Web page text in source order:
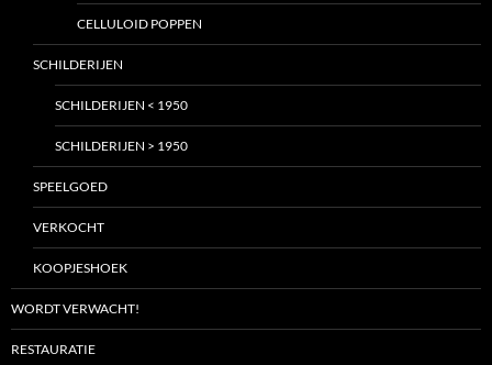
CELLULOID POPPEN
SCHILDERIJEN
SCHILDERIJEN < 1950
SCHILDERIJEN > 1950
SPEELGOED
VERKOCHT
KOOPJESHOEK
WORDT VERWACHT!
RESTAURATIE